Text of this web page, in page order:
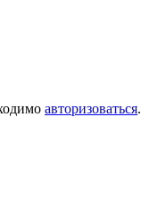
авторизоваться.